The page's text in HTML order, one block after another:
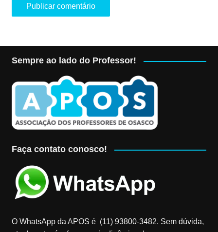
Sempre ao lado do Professor!
Faça contato conosco!
O WhatsApp da APOS é (11) 93800-3482‬. Sem dúvida,